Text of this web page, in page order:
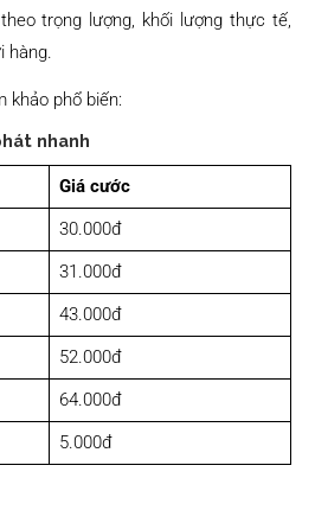
trọng lượng, khối lượng thực tế,
hàng.
khảo phổ biến:
nhanh
Giá cước
30.000đ
31.000đ
43.000đ
52.000đ
64.000đ
5.000đ